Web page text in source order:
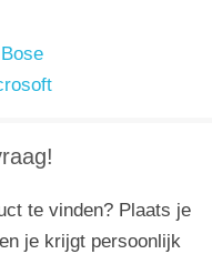
Bose
te vinden? Plaats je
je krijgt persoonlijk